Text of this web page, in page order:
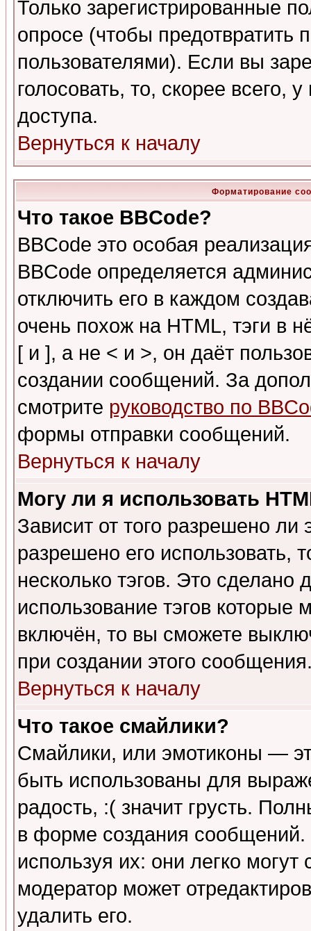
Только зарегистрированные
опросе (чтобы предотвратить
пользователями). Если вы
голосовать, то, скорее всего,
доступа.
Вернуться к началу
Форматирование
Что такое BBCode?
BBCode это особая
BBCode определяется
отключить его в каждом
очень похож на HTML, тэги в
[ и ], а не < и >, он даёт
создании сообщений. За
смотрите руководство по
формы отправки сообщений.
Вернуться к началу
Могу ли я использовать
Зависит от того разрешено
разрешено его использовать,
несколько тэгов. Это сделано
использование тэгов
включён, то вы сможете
при создании этого
Вернуться к началу
Что такое смайлики?
Смайлики, или эмотиконы —
быть использованы для
радость, :( значит грусть.
в форме создания сообщений.
используя их: они легко
модератор может
удалить его.